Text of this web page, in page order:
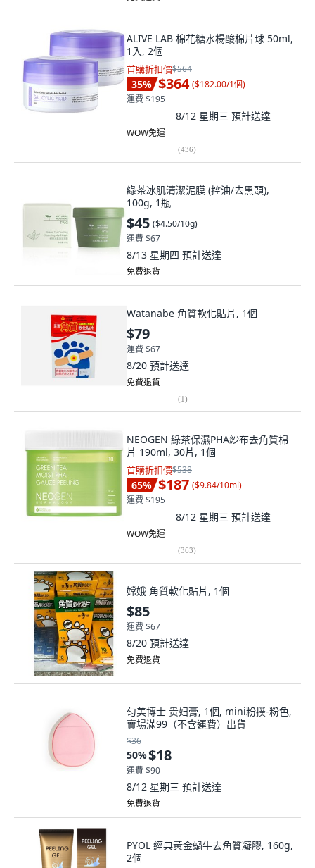
ALIVE LAB 棉花糖水楊酸棉片球 50ml,
1入, 2個
首購折扣價$564
35% $364 ($182.00/1個)
運費 $195
8/12 星期三 預計送達
WOW免運
(436)
綠茶冰肌清潔泥膜 (控油/去黑頭),
100g, 1瓶
$45 ($4.50/10g)
運費 $67
8/13 星期四 預計送達
免費退貨
Watanabe 角質軟化貼片, 1個
$79
運費 $67
8/20 預計送達
免費退貨
(1)
NEOGEN 綠茶保濕PHA紗布去角質棉
片 190ml, 30片, 1個
首購折扣價$538
65% $187 ($9.84/10ml)
運費 $195
8/12 星期三 預計送達
WOW免運
(363)
嫦娥 角質軟化貼片, 1個
$85
運費 $67
8/20 預計送達
免費退貨
匀美博士 贵妇膏, 1個, mini粉撲-粉色,
賣場滿99（不含運費）出貨
$36
50%$18
運費 $90
8/12 星期三 預計送達
免費退貨
PYOL 經典黃金蝸牛去角質凝膠, 160g,
2個